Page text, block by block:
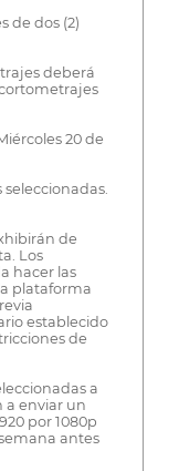
de dos (2)
deberá
20 de
seleccionadas.
de
Los
hacer las
plataforma
establecido
de
a
a enviar un
por 1080p
antes